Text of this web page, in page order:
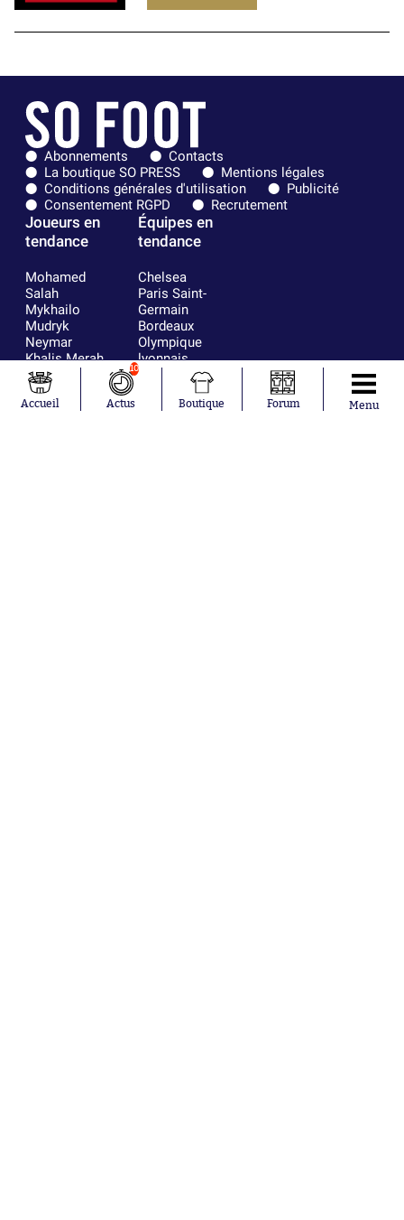
Abonnements
Contacts
La boutique SO PRESS
Mentions légales
Conditions générales d'utilisation
Publicité
Consentement RGPD
Recrutement
Joueurs en
tendance
Mohamed
Salah
Mykhailo
Mudryk
Neymar
Khalis Merah
Loïs Openda
Moussa
Niakhaté
Équipes en
tendance
Chelsea
Paris Saint-
Germain
Bordeaux
Olympique
lyonnais
FIFA
Real Madrid
RC Strasbourg
Accueil
10
Actus Boutique Forum Menu